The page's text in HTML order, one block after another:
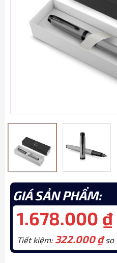
GIÁ SẢN PHẨM:
1.678.000 ₫
Tiết kiệm: 322.000₫so